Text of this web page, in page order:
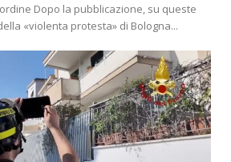
Dopo la pubblicazione, su queste
«violenta protesta» di Bologna...